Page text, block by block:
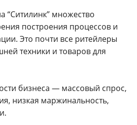
“Ситилинк” множество
построения процессов и
Это почти все ритейлеры
техники и товаров для
бизнеса — массовый спрос,
низкая маржинальность,